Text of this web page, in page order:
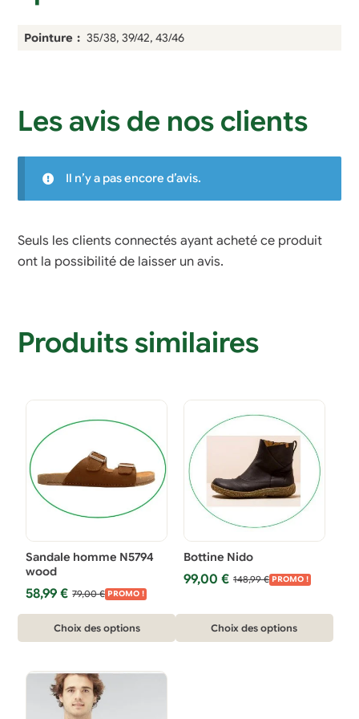
Pointure 35/38, 39/42, 43/46
Les avis de nos clients
Il n’y a pas encore d’avis.
Seuls les clients connectés ayant acheté ce produit
ont la possibilité de laisser un avis.
Produits similaires
Sandale homme N5794
wood
79,00€
Le
initial
était :
58,99€
Le
actuel
est :
PROMO !
Choix des options
produit
plusieurs
variations.
Bottine Nido
148,99€
Le
était :
148,99 €.
99,00 €
Le
99,00 €.
PROMO !
Choix des options
produit